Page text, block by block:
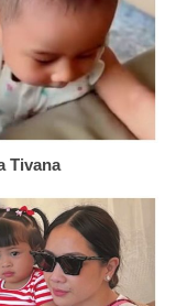
Tivana